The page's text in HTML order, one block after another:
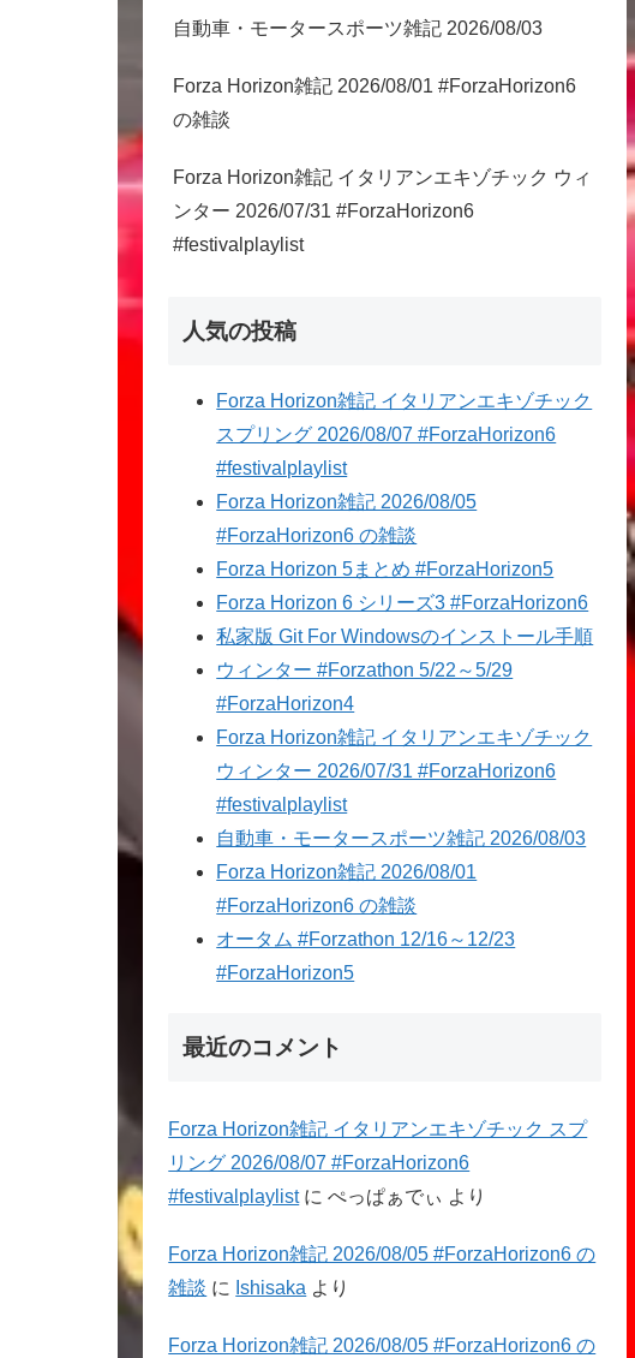
自動車・モータースポーツ雑記 2026/08/03
Forza Horizon雑記 2026/08/01 #ForzaHorizon6
の雑談
Forza Horizon雑記 イタリアンエキゾチック ウィ
ンター 2026/07/31 #ForzaHorizon6
#festivalplaylist
人気の投稿
Forza Horizon雑記 イタリアンエキゾチック
スプリング 2026/08/07 #ForzaHorizon6
#festivalplaylist
Forza Horizon雑記 2026/08/05
#ForzaHorizon6 の雑談
Forza Horizon 5まとめ #ForzaHorizon5
Forza Horizon 6 シリーズ3 #ForzaHorizon6
私家版 Git For Windowsのインストール手順
ウィンター #Forzathon 5/22～5/29
#ForzaHorizon4
Forza Horizon雑記 イタリアンエキゾチック
ウィンター 2026/07/31 #ForzaHorizon6
#festivalplaylist
自動車・モータースポーツ雑記 2026/08/03
Forza Horizon雑記 2026/08/01
#ForzaHorizon6 の雑談
オータム #Forzathon 12/16～12/23
#ForzaHorizon5
最近のコメント
Forza Horizon雑記 イタリアンエキゾチック スプ
リング 2026/08/07 #ForzaHorizon6
#festivalplaylistにぺっぱぁでぃ より
Forza Horizon雑記 2026/08/05 #ForzaHorizon6 の
雑談 に Ishisaka より
Forza Horizon雑記 2026/08/05 #ForzaHorizon6 の